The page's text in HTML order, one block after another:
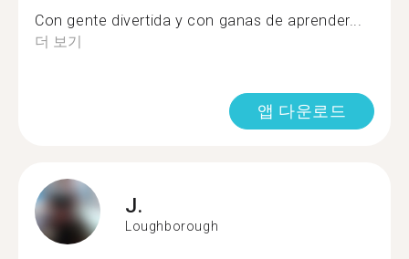
Con gente divertida y con ganas de aprender...
더 보기
앱 다운로드
J.
Loughborough